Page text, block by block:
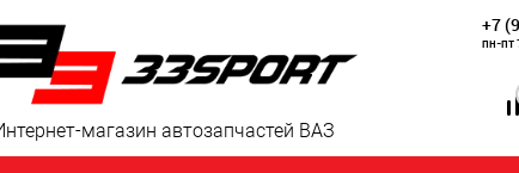
+7
пн-пт
магазин автозапчастей ВАЗ